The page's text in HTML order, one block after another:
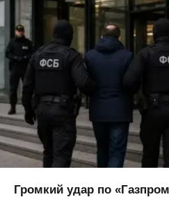
Громкий удар по